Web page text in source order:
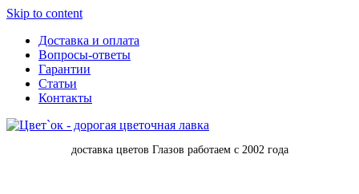
Skip to content
Доставка и оплата
Вопросы-ответы
Гарантии
Статьи
Контакты
доставка цветов Глазов работаем с 2002 года